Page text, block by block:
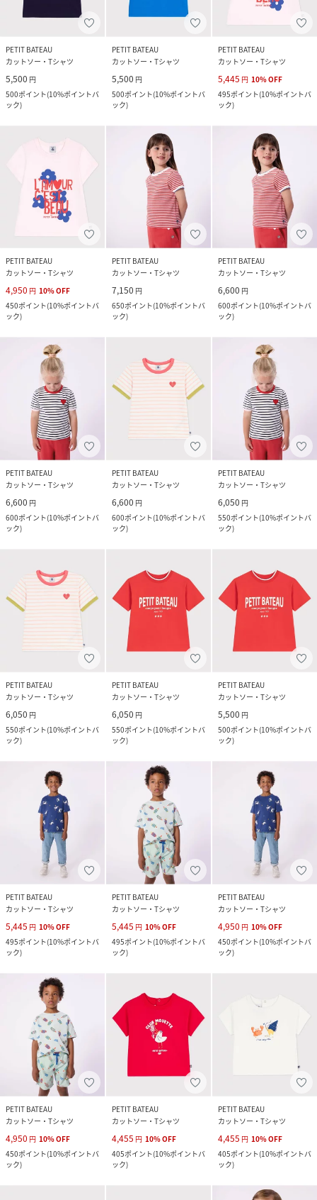
PETIT BATEAU
カットソー・Tシャツ
5,500 円
500ポイント(10%ポイントバ
ック)
PETIT BATEAU
カットソー・Tシャツ
5,500 円
500ポイント(10%ポイントバ
ック)
PETIT BATEAU
カットソー・Tシャツ
5,445 円 10%OFF
495ポイント(10%ポイントバ
ック)
PETIT BATEAU
カットソー・Tシャツ
4,950 円 10%OFF
450ポイント(10%ポイントバ
ック)
PETIT BATEAU
カットソー・Tシャツ
7,150 円
650ポイント(10%ポイントバ
ック)
PETIT BATEAU
カットソー・Tシャツ
6,600 円
600ポイント(10%ポイントバ
ック)
PETIT BATEAU
カットソー・Tシャツ
6,600 円
600ポイント(10%ポイントバ
ック)
PETIT BATEAU
カットソー・Tシャツ
6,600 円
600ポイント(10%ポイントバ
ック)
PETIT BATEAU
カットソー・Tシャツ
6,050 円
550ポイント(10%ポイントバ
ック)
PETIT BATEAU
カットソー・Tシャツ
6,050 円
550ポイント(10%ポイントバ
ック)
PETIT BATEAU
カットソー・Tシャツ
6,050 円
550ポイント(10%ポイントバ
ック)
PETIT BATEAU
カットソー・Tシャツ
5,500 円
500ポイント(10%ポイントバ
ック)
PETIT BATEAU
カットソー・Tシャツ
5,445 円 10%OFF
495ポイント(10%ポイントバ
ック)
PETIT BATEAU
カットソー・Tシャツ
5,445 円 10%OFF
495ポイント(10%ポイントバ
ック)
PETIT BATEAU
カットソー・Tシャツ
4,950 円 10%OFF
450ポイント(10%ポイントバ
ック)
PETIT BATEAU
カットソー・Tシャツ
4,950 円 10%OFF
450ポイント(10%ポイントバ
ック)
PETIT BATEAU
カットソー・Tシャツ
4,455 円 10%OFF
405ポイント(10%ポイントバ
ック)
PETIT BATEAU
カットソー・Tシャツ
4,455 円 10%OFF
405ポイント(10%ポイントバ
ック)